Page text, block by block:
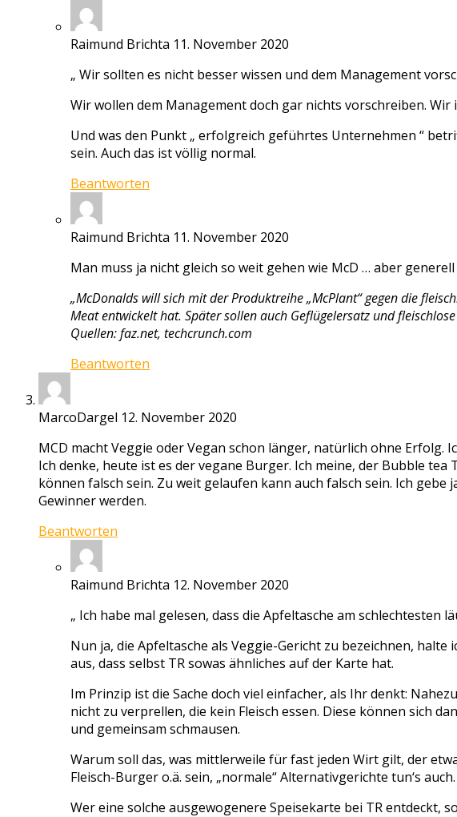
Raimund Brichta 11. November 2020
„ Wir sollten es nicht besser wissen und dem Management
Wir wollen dem Management doch gar nichts vorschreiben.
Und was den Punkt „ erfolgreich geführtes Unternehmen “
sein. Auch das ist völlig normal.
Beantworten
Raimund Brichta 11. November 2020
Man muss ja nicht gleich so weit gehen wie McD … aber
„McDonalds will sich mit der Produktreihe „McPlant“ gegen die
Meat entwickelt hat. Später sollen auch Geflügelersatz und
Quellen: faz.net, techcrunch.com
Beantworten
MarcoDargel 12. November 2020
MCD macht Veggie oder Vegan schon länger, natürlich ohne Erfolg.
Ich denke, heute ist es der vegane Burger. Ich meine, der Bubble
können falsch sein. Zu weit gelaufen kann auch falsch sein. Ich
Gewinner werden.
Beantworten
Raimund Brichta 12. November 2020
„ Ich habe mal gelesen, dass die Apfeltasche am schlechtesten
Nun ja, die Apfeltasche als Veggie-Gericht zu bezeichnen,
aus, dass selbst TR sowas ähnliches auf der Karte hat.
Im Prinzip ist die Sache doch viel einfacher, als Ihr denkt:
nicht zu verprellen, die kein Fleisch essen. Diese können sich
und gemeinsam schmausen.
Warum soll das, was mittlerweile für fast jeden Wirt gilt, der
Fleisch-Burger o.ä. sein, „normale“ Alternativgerichte tun‘s auch.
Wer eine solche ausgewogenere Speisekarte bei TR entdeckt,